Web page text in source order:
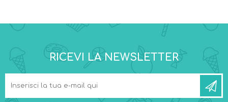
RICEVI LA NEWSLETTER